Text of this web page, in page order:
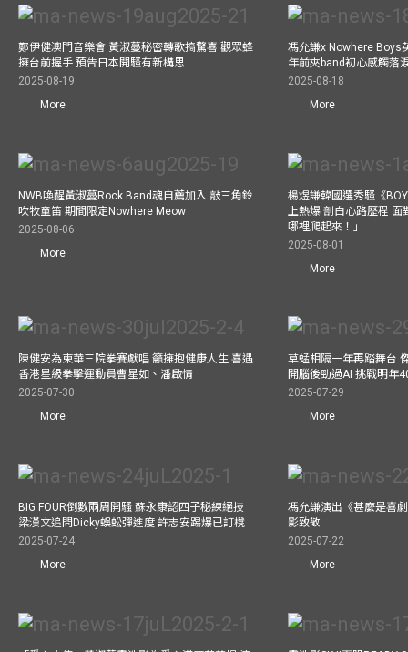
鄭伊健澳門音樂會 黃淑蔓秘密轉歌搞驚喜 觀眾蜂
擁台前握手 預告日本開騷有新構思
2025-08-19
More
馮允謙x Nowhere Boys
年前夾band初心感觸落
2025-08-18
More
NWB喚醒黃淑蔓Rock Band魂自薦加入 敲三角鈴
吹牧童笛 期間限定Nowhere Meow
2025-08-06
More
楊煜謙韓國選秀騷《
上熱爆 剖白心路歷程
哪裡爬起來！」
2025-08-01
More
陳健安為東華三院拳賽獻唱 籲擁抱健康人生 喜遇
香港星級拳擊運動員曹星如、潘啟情
2025-07-30
More
草蜢相隔一年再踏舞台
開腦後勁過AI 挑戰明年
2025-07-29
More
BIG FOUR倒數兩周開騷 蘇永康認四子秘練絕技
梁漢文追問Dicky蜈蚣彈進度 許志安踢爆已訂櫈
2025-07-24
More
馮允謙演出《甚麼是喜
影致敬
2025-07-22
More